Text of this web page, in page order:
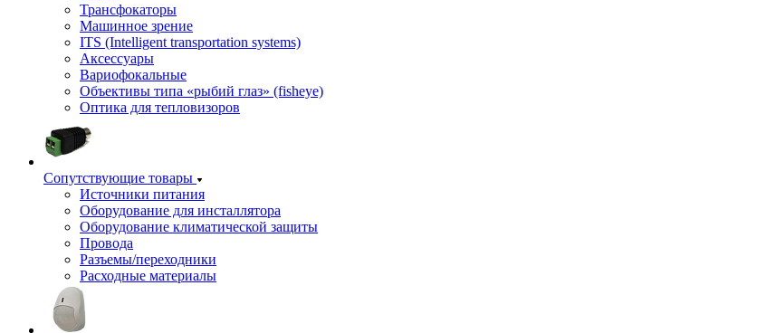
Трансфокаторы
Машинное зрение
ITS (Intelligent transportation systems)
Аксессуары
Вариофокальные
Объективы типа «рыбий глаз» (fisheye)
Оптика для тепловизоров
Сопутствующие товары
Источники питания
Оборудование для инсталлятора
Оборудование климатической защиты
Провода
Разъемы/переходники
Расходные материалы